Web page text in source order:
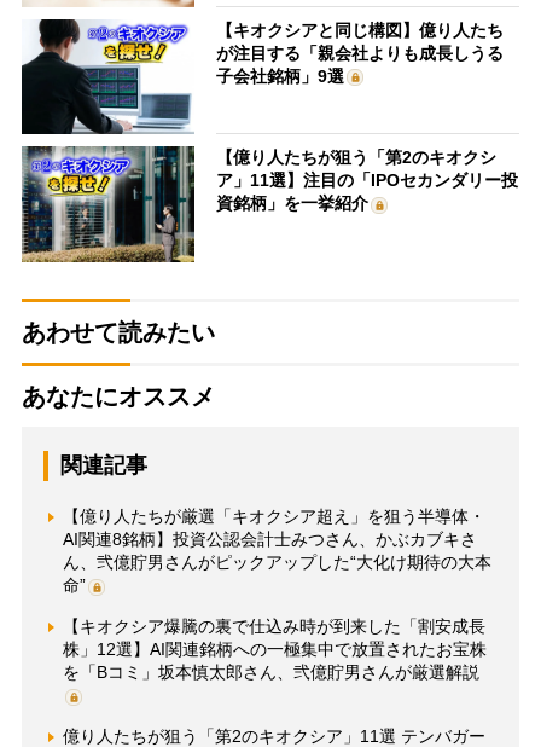
【キオクシアと同じ構図】億り人たち
が注目する「親会社よりも成長しうる
子会社銘柄」9選
【億り人たちが狙う「第2のキオクシ
ア」11選】注目の「IPOセカンダリー投
資銘柄」を一挙紹介
あわせて読みたい
あなたにオススメ
関連記事
【億り人たちが厳選「キオクシア超え」を狙う半導体・
AI関連8銘柄】投資公認会計士みつさん、かぶカブキさ
ん、弐億貯男さんがピックアップした“大化け期待の大本
命”
【キオクシア爆騰の裏で仕込み時が到来した「割安成長
株」12選】AI関連銘柄への一極集中で放置されたお宝株
を「Bコミ」坂本慎太郎さん、弐億貯男さんが厳選解説
億り人たちが狙う「第2のキオクシア」11選 テンバガー